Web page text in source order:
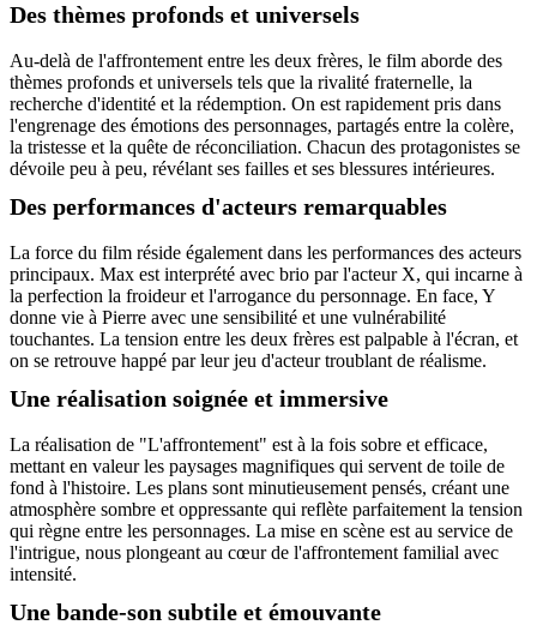
Des thèmes profonds et universels
Au-delà de l'affrontement entre les deux frères, le film aborde des
thèmes profonds et universels tels que la rivalité fraternelle, la
recherche d'identité et la rédemption. On est rapidement pris dans
l'engrenage des émotions des personnages, partagés entre la colère,
la tristesse et la quête de réconciliation. Chacun des protagonistes se
dévoile peu à peu, révélant ses failles et ses blessures intérieures.
Des performances d'acteurs remarquables
La force du film réside également dans les performances des acteurs
principaux. Max est interprété avec brio par l'acteur X, qui incarne à
la perfection la froideur et l'arrogance du personnage. En face, Y
donne vie à Pierre avec une sensibilité et une vulnérabilité
touchantes. La tension entre les deux frères est palpable à l'écran, et
on se retrouve happé par leur jeu d'acteur troublant de réalisme.
Une réalisation soignée et immersive
La réalisation de "L'affrontement" est à la fois sobre et efficace,
mettant en valeur les paysages magnifiques qui servent de toile de
fond à l'histoire. Les plans sont minutieusement pensés, créant une
atmosphère sombre et oppressante qui reflète parfaitement la tension
qui règne entre les personnages. La mise en scène est au service de
l'intrigue, nous plongeant au cœur de l'affrontement familial avec
intensité.
Une bande-son subtile et émouvante